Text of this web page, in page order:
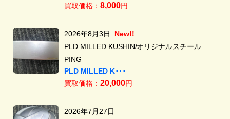
買取価格： 8,000円
2026年8月3日
New!!
PLD MILLED KUSHIN/オリジナルスチール
PING
PLD MILLED K･･･
買取価格： 20,000円
2026年7月27日